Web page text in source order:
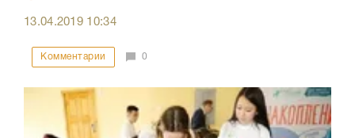
13.04.2019 10:34
Комментарии 0